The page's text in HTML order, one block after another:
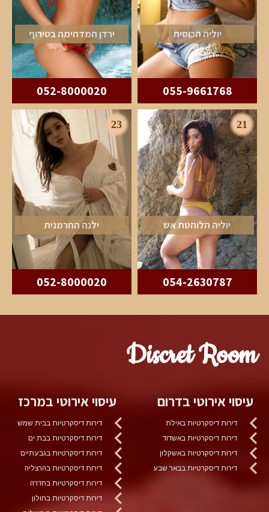
יוליה הכוסית
055-9661768
ירדן המדהימה בטירוף
052-8000020
21
יוליה הלוהטת אש
054-2630787
23
ילנה החרמנית
052-8000020
Discret Room
עיסוי אירוטי בדרום
דירות דיסקרטיות באילת
דירות דיסקרטיות באשדוד
דירות דיסקרטיות באשקלון
דירות דיסקרטיות בבאר שבע
עיסוי אירוטי במרכז
דירות דיסקרטיות בבית שמש
דירות דיסקרטיות בבת ים
דירות דיסקרטיות בגבעתיים
דירות דיסקרטיות בהרצליה
דירות דיסקרטיות בחדרה
דירות דיסקרטיות בחולון